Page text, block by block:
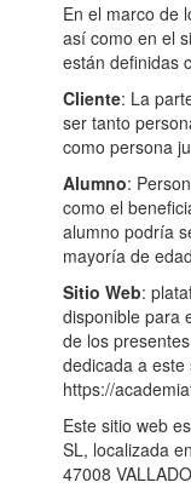
En el marco de
así como en el
están definidas
Cliente: La
ser tanto
como persona
Alumno:
como el
alumno podría
mayoría de
Sitio Web:
disponible para
de los
dedicada a este
https://
Este sitio web
SL, localizada
47008